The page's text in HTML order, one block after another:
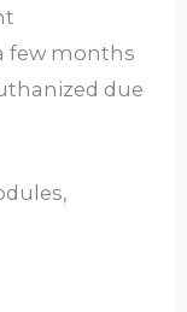
few months
due